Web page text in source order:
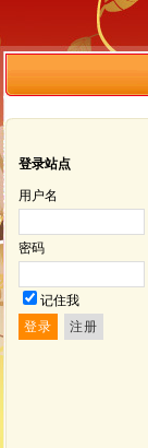
登录站点
用户名
密码
记住我